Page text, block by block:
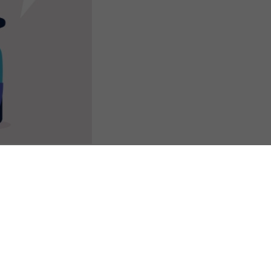
de confidentialité, en garantissant la conformité avec